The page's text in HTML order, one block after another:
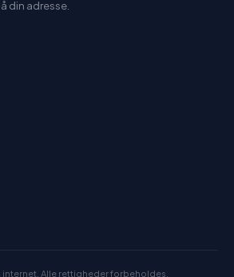
din adresse.
Alle rettigheder forbeholdes.